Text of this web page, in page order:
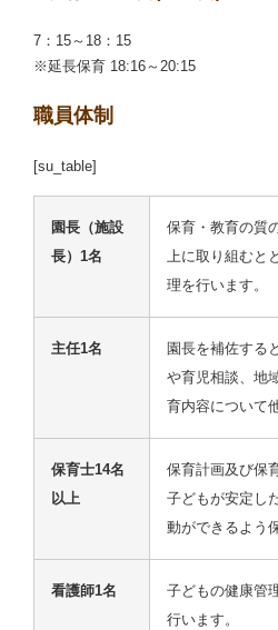
7：15～18：15
※延長保育 18:16～20:15
職員体制
[su_table]
園長（施設
長）1名
保育・教育の質
上に取り組むと
理を行います。
主任1名
園長を補佐する
や育児相談、地
育内容について
保育士14名
以上
保育計画及び保
子どもが安定し
動ができるよう
看護師1名
子どもの健康管
行います。